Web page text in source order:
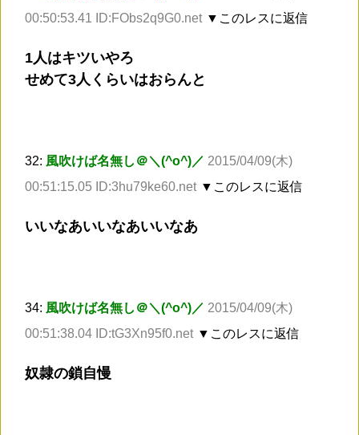
00:50:53.41 ID:FObs2q9G0.net ▼このレスに返信
1人はキツいやろ
せめて3人くらいはおらんと
32: 風吹けば名無し＠＼(^o^)／ 2015/04/09(木)
00:51:15.05 ID:3hu79ke60.net ▼このレスに返信
いいなあいいなあいいなあ
34: 風吹けば名無し＠＼(^o^)／ 2015/04/09(木)
00:51:38.04 ID:tG3Xn95f0.net ▼このレスに返信
奴隷の鎖自慢